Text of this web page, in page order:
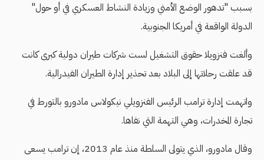
بسبب "تدهور الوضع الأمني ​​وزيادة النشاط العسكري في أو حول"
الدولة الواقعة في أمريكا الجنوبية.
وألغت فنزويلا حقوق التشغيل لست شركات طيران دولية كبرى كانت
قد علقت رحلاتها إلى البلاد بعد تحذير إدارة الطيران الفيدرالية.
واتهمت إدارة ترامب الرئيس الفنزويلي نيكولاس مادورو بالتورط في
تجارة المخدرات، وهي التهمة التي نفاها.
وقال مادورو، الذي يتولى السلطة منذ عام 2013، إن ترامب يسعى